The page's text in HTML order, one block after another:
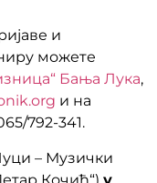
и
можете
Бања Лука,
и на
792-341.
– Музички